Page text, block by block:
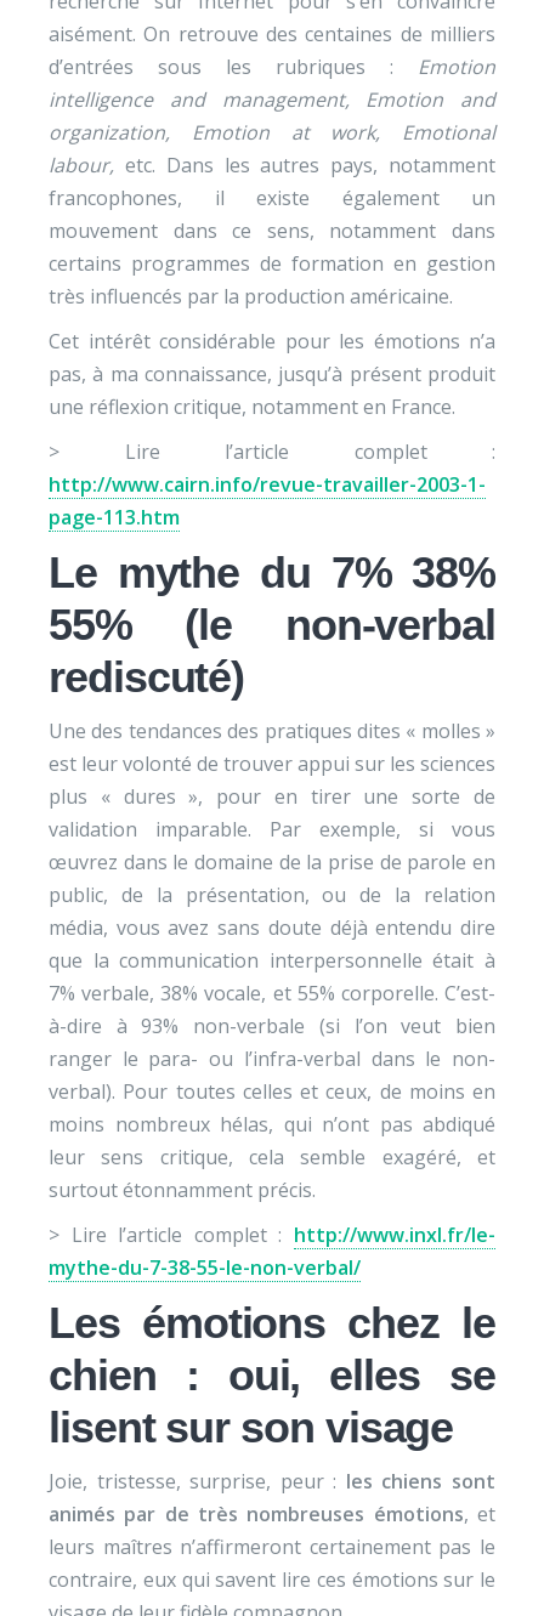
aisément. On retrouve des centaines de milliers
d’entrées sous les rubriques : Emotion
intelligence and management, Emotion and
organization, Emotion at work, Emotional
labour, etc. Dans les autres pays, notamment
francophones, il existe également un
mouvement dans ce sens, notamment dans
certains programmes de formation en gestion
très influencés par la production américaine.
Cet intérêt considérable pour les émotions n’a
pas, à ma connaissance, jusqu’à présent produit
une réflexion critique, notamment en France.
> Lire l’article complet :
http://www.cairn.info/revue-travailler-2003-1-
page-113.htm
Le mythe du 7% 38%
55% (le non-verbal
rediscuté)
Une des tendances des pratiques dites « molles »
est leur volonté de trouver appui sur les sciences
plus « dures », pour en tirer une sorte de
validation imparable. Par exemple, si vous
œuvrez dans le domaine de la prise de parole en
public, de la présentation, ou de la relation
média, vous avez sans doute déjà entendu dire
que la communication interpersonnelle était à
7% verbale, 38% vocale, et 55% corporelle. C’est-
à-dire à 93% non-verbale (si l’on veut bien
ranger le para- ou l’infra-verbal dans le non-
verbal). Pour toutes celles et ceux, de moins en
moins nombreux hélas, qui n’ont pas abdiqué
leur sens critique, cela semble exagéré, et
surtout étonnamment précis.
> Lire l’article complet : http://www.inxl.fr/le-
mythe-du-7-38-55-le-non-verbal/
Les émotions chez le
chien : oui, elles se
lisent sur son visage
Joie, tristesse, surprise, peur : les chiens sont
animés par de très nombreuses émotions, et
leurs maîtres n’affirmeront certainement pas le
contraire, eux qui savent lire ces émotions sur le